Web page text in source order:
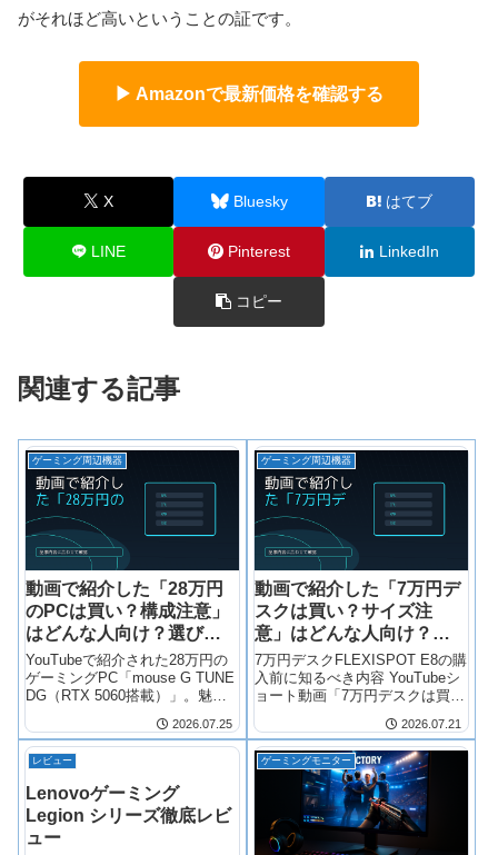
がそれほど高いということの証です。
▶ Amazonで最新価格を確認する
X Bluesky はてブ
LINE Pinterest LinkedIn
コピー
関連する記事
ゲーミング周辺機器
動画で紹介した「28万円
のPCは買い？構成注意」
はどんな人向け？選び方
と注意点を深掘り
YouTubeで紹介された28万円の
ゲーミングPC「mouse G TUNE
DG（RTX 5060搭載）」。魅力
しているわけではありません 。
この記事では、動画だけでは伝
わりにくい向き不向き、購入前
の注意点、
2026.07.25
ゲーミング周辺機器
動画で紹介した「7万円デ
スクは買い？サイズ注
意」はどんな人向け？選
び方と注意点を深掘り
7万円デスクFLEXISPOT E8の購
入前に知るべき内容 YouTubeシ
ョート動画「7万円デスクは買
FLEXISPOT E8は、電動昇降機
能を備えたスタンディングデス
クです。価格は約66,000円で、
在庫やキ
2026.07.21
レビュー
Lenovoゲーミング
Legion シリーズ徹底レビ
ュー
ゲーミングモニター